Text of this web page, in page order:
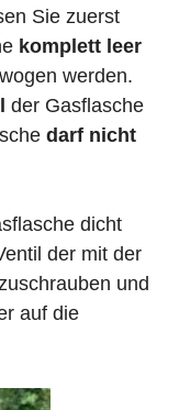
Sie zuerst
komplett leer
werden.
der Gasflasche
darf nicht
dicht
der mit der
und
auf die